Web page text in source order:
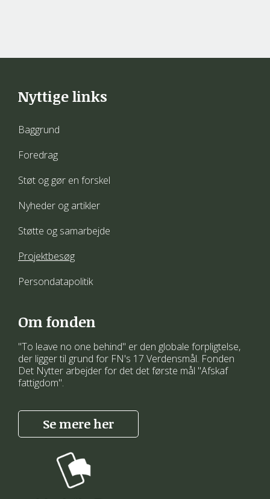
Nyttige links
Baggrund
Foredrag
Støt og gør en forskel
Nyheder og artikler
Støtte og samarbejde
Projektbesøg
Persondatapolitik
Om fonden
"To leave no one behind" er den globale forpligtelse,
der ligger til grund for FN's 17 Verdensmål. Fonden
Det Nytter arbejder for det det første mål "Afskaf
fattigdom".
Se mere her